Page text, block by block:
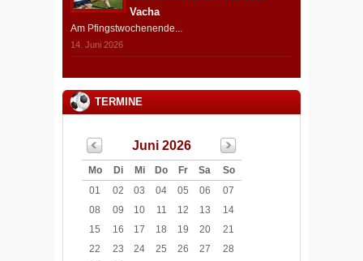
Vacha
Am Pfingstwochenende...
14. Juni 2026
TERMINE
Juni 2026
Mo Di Mi Do Fr Sa
So
01
02 03 04 05 06
07
08
09 10 11 12 13
14
15
16 17 18 19 20
21
22
23 24 25 26 27
28